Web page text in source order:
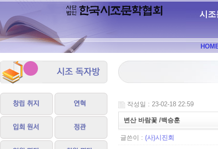
시조
작성일 : 23-02-18 22:59
변산 바람꽃 /백승훈
글쓴이 : (사)시진회